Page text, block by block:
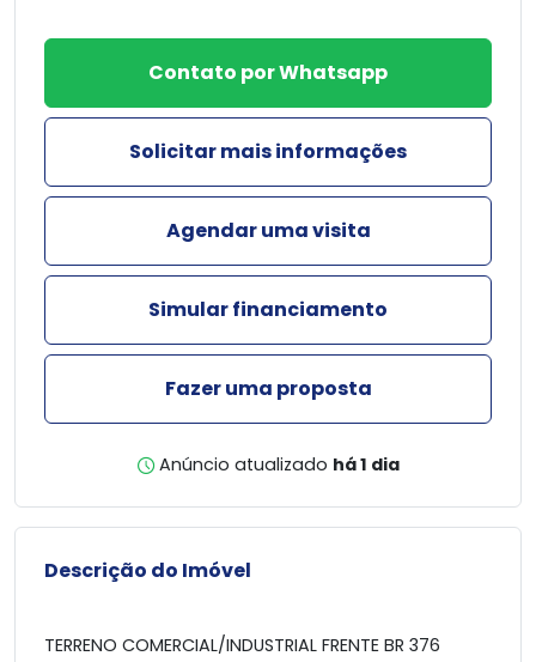
Contato por Whatsapp
Solicitar mais informações
Agendar uma visita
Simular financiamento
Fazer uma proposta
Anúncio atualizado há 1 dia
Descrição do Imóvel
TERRENO COMERCIAL/INDUSTRIAL FRENTE BR 376